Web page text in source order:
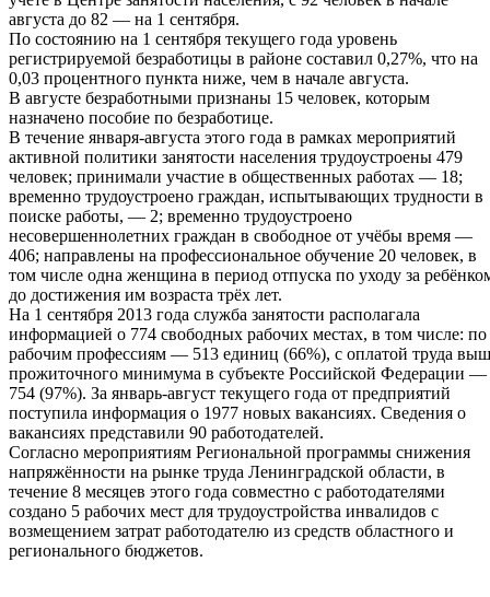
августа до 82 — на 1 сентября.
По состоянию на 1 сентября текущего года уровень
регистрируемой безработицы в районе составил 0,27%, что на
0,03 процентного пункта ниже, чем в начале августа.
В августе безработными признаны 15 человек, которым
назначено пособие по безработице.
В течение января-августа этого года в рамках мероприятий
активной политики занятости населения трудоустроены 479
человек; принимали участие в общественных работах — 18;
временно трудоустроено граждан, испытывающих трудности в
поиске работы, — 2; временно трудоустроено
несовершеннолетних граждан в свободное от учёбы время —
406; направлены на профессиональное обучение 20 человек, в
том числе одна женщина в период отпуска по уходу за
до достижения им возраста трёх лет.
На 1 сентября 2013 года служба занятости располагала
информацией о 774 свободных рабочих местах, в том числе: по
рабочим профессиям — 513 единиц (66%), с оплатой труда
прожиточного минимума в субъекте Российской Федерации —
754 (97%). За январь-август текущего года от предприятий
поступила информация о 1977 новых вакансиях. Сведения о
вакансиях представили 90 работодателей.
Согласно мероприятиям Региональной программы снижения
напряжённости на рынке труда Ленинградской области, в
течение 8 месяцев этого года совместно с работодателями
создано 5 рабочих мест для трудоустройства инвалидов с
возмещением затрат работодателю из средств областного и
регионального бюджетов.